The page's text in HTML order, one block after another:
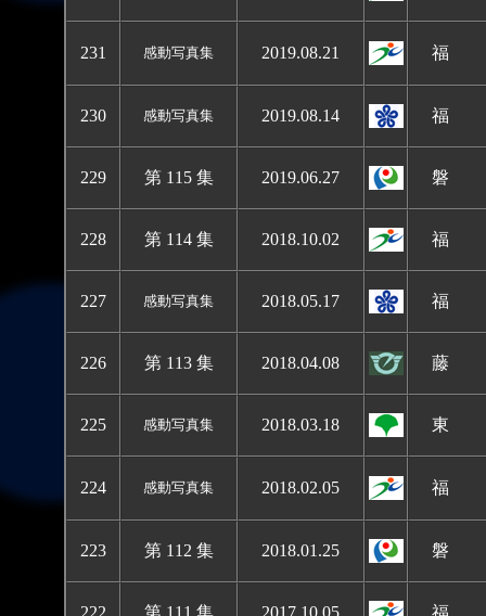
231 感動写真集 2019.08.21 福
230 感動写真集 2019.08.14 福
229 第 115 集 2019.06.27 磐
228 第 114 集 2018.10.02 福
227 感動写真集 2018.05.17 福
226 第 113 集 2018.04.08 藤
225 感動写真集 2018.03.18 東
224 感動写真集 2018.02.05 福
223 第 112 集 2018.01.25 磐
222 第 111 集 2017.10.05 福